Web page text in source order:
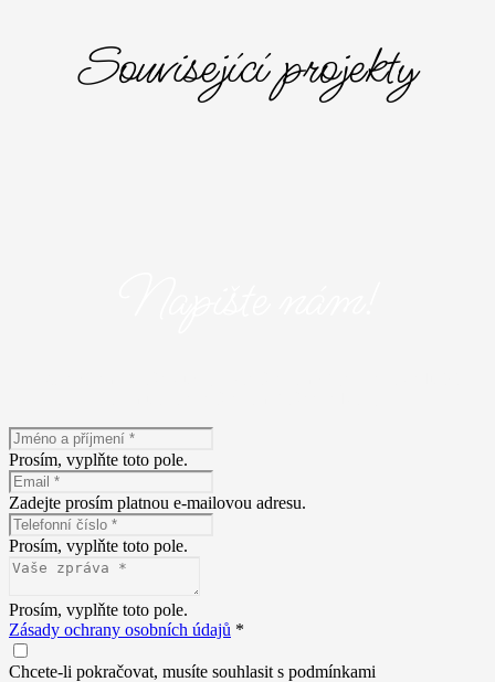
Související projekty
Prosím, vyplňte toto pole.
Zadejte prosím platnou e-mailovou adresu.
Prosím, vyplňte toto pole.
Prosím, vyplňte toto pole.
Zásady ochrany osobních údajů *
Chcete-li pokračovat, musíte souhlasit s podmínkami